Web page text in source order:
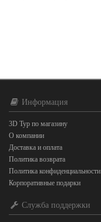
Информация
3D Тур по магазину
О компании
Доставка и оплата
Политика возврата
Политика конфиденциальности
Корпоративные подарки
Служба поддержки